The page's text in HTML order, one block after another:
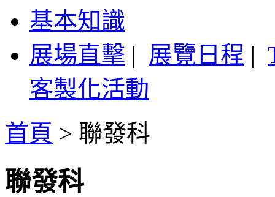
基本知識
展場直擊 | 展覽日程 |
客製化活動
首頁 > 聯發科
聯發科